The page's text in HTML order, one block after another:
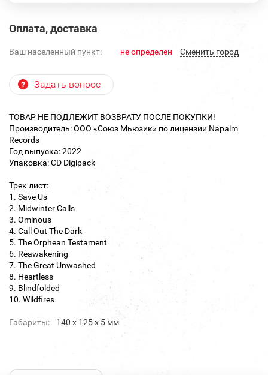
Оплата, доставка
Ваш населенный пункт: не определен Cменить город
Задать вопрос
ТОВАР НЕ ПОДЛЕЖИТ ВОЗВРАТУ ПОСЛЕ ПОКУПКИ!
Производитель: ООО «Союз Мьюзик» по лицензии Napalm
Records
Год выпуска: 2022
Упаковка: CD Digipack
Трек лист:
1. Save Us
2. Midwinter Calls
3. Ominous
4. Call Out The Dark
5. The Orphean Testament
6. Reawakening
7. The Great Unwashed
8. Heartless
9. Blindfolded
10. Wildfires
Габариты: 140 х 125 х 5 мм